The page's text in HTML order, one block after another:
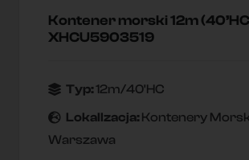
Kontener morski 12m
XHCU5903519
Typ:12m/40'HC
Lokallzacja: Kontenery
Warszawa